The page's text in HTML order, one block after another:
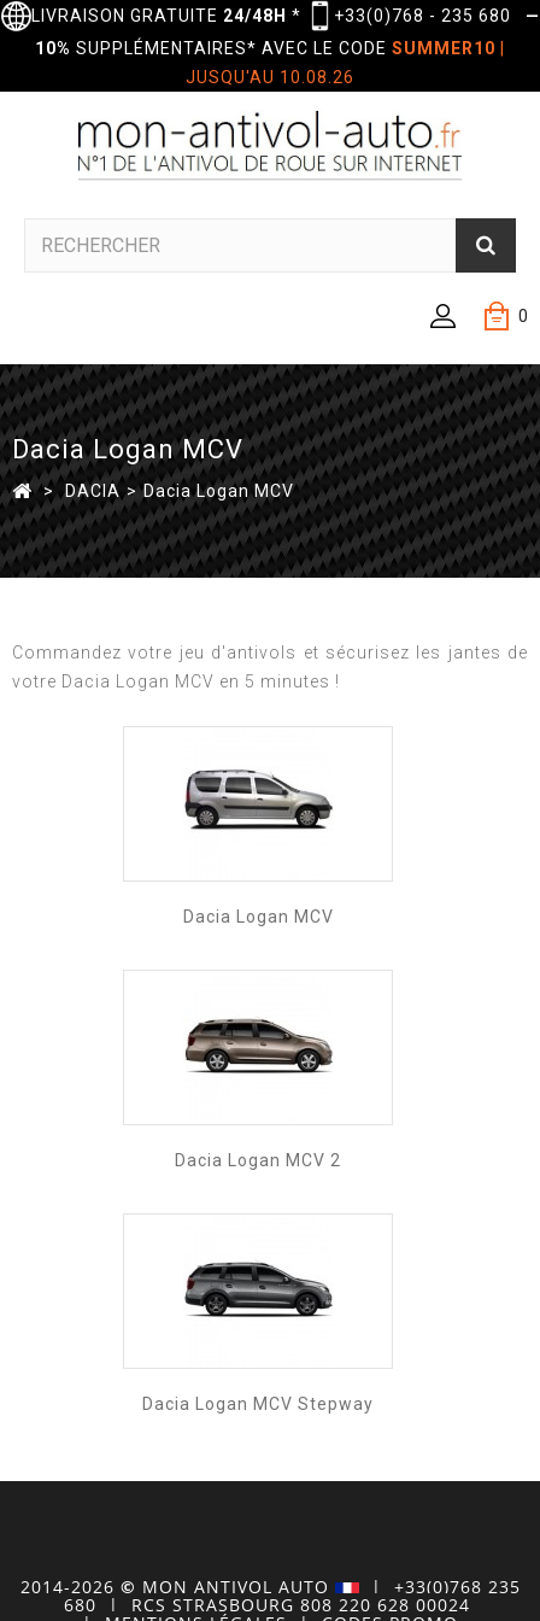
LIVRAISON GRATUITE 24/48H * +33(0)768 - 235 680
—
10% SUPPLÉMENTAIRES* AVEC LE CODE SUMMER10
JUSQU'AU 10.08.26
0
Dacia Logan MCV
> DACIA > Dacia Logan MCV
Commandez votre jeu d'antivols et sécurisez les jantes de
votre Dacia Logan MCV en 5 minutes !
Dacia Logan MCV
Dacia Logan MCV 2
Dacia Logan MCV Stepway
2014-2026 © MON ANTIVOL AUTO | +33(0)768 235
680 | RCS STRASBOURG 808 220 628 00024